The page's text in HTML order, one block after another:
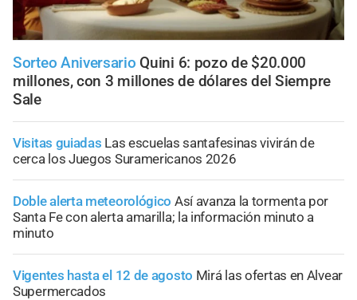
Sorteo Aniversario Quini 6: pozo de $20.000
millones, con 3 millones de dólares del Siempre
Sale
Visitas guiadas Las escuelas santafesinas vivirán de
cerca los Juegos Suramericanos 2026
Doble alerta meteorológico Así avanza la tormenta por
Santa Fe con alerta amarilla; la información minuto a
minuto
Vigentes hasta el 12 de agosto Mirá las ofertas en Alvear
Supermercados